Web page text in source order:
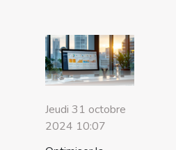
Jeudi 31 octobre
2024 10:07